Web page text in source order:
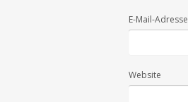
E-Mail-Adresse
Website